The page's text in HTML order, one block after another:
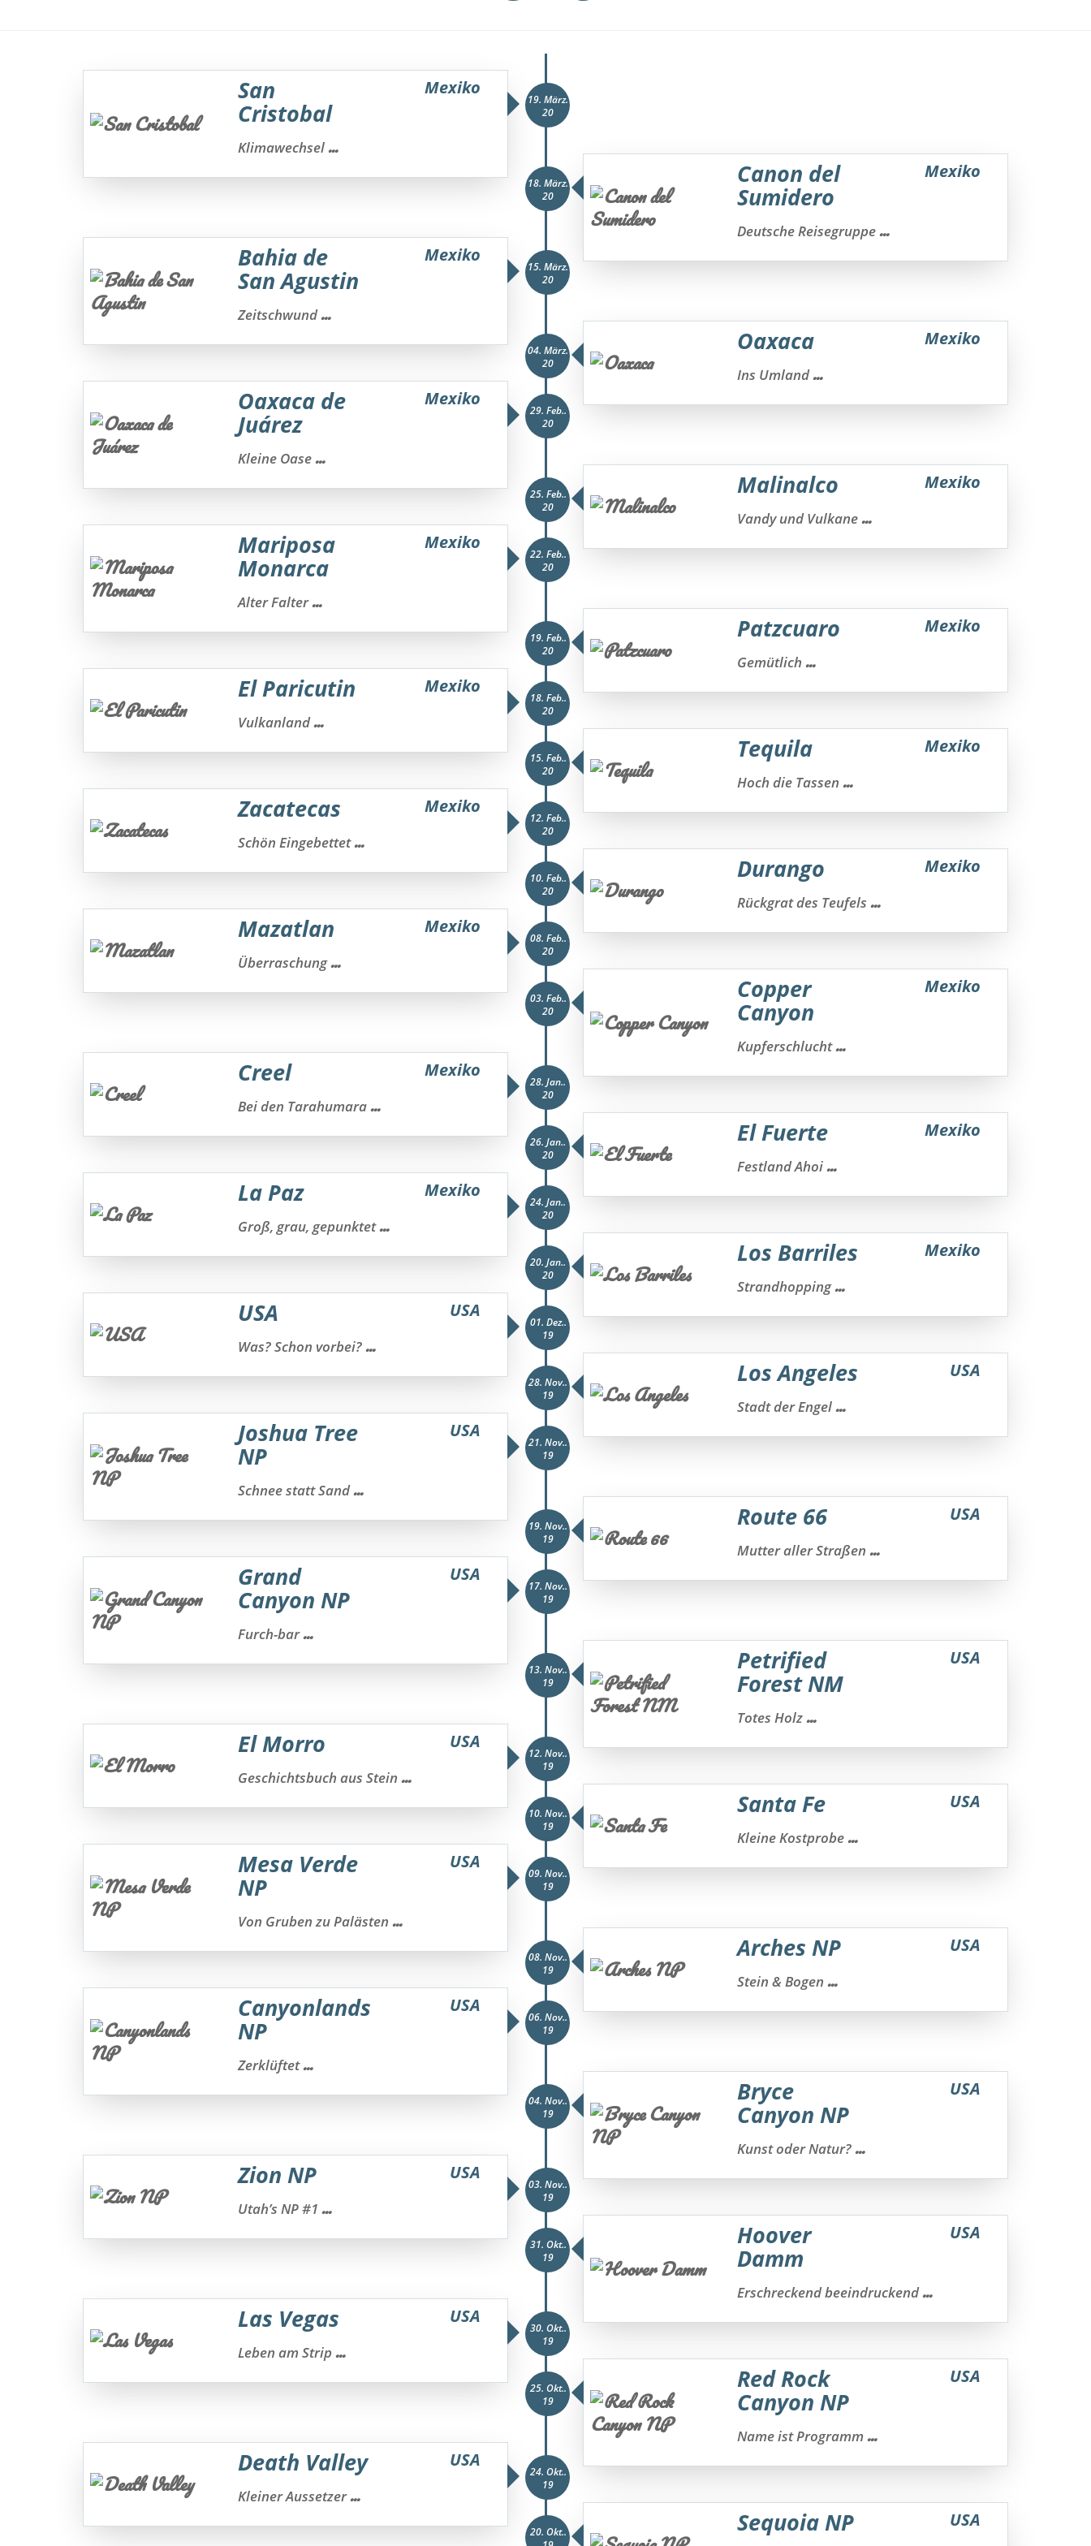
19. März.
20
San
Cristobal
Mexiko
Klimawechsel...
18. März.
20
Canon del
Sumidero
Mexiko
Deutsche Reisegruppe...
15. März.
20
Bahia de
San Agustin
Mexiko
Zeitschwund...
04. März.
20
Oaxaca Mexiko
Ins Umland...
29. Feb..
20
Oaxaca de
Juárez
Mexiko
Kleine Oase...
25. Feb..
20
Malinalco Mexiko
Vandy und Vulkane...
22. Feb..
20
Mariposa
Monarca
Mexiko
Alter Falter...
19. Feb..
20
Patzcuaro Mexiko
Gemütlich...
18. Feb..
20
El Paricutin Mexiko
Vulkanland...
15. Feb..
20
Tequila Mexiko
Hoch die Tassen...
12. Feb..
20
Zacatecas Mexiko
Schön Eingebettet...
10. Feb..
20
Durango Mexiko
Rückgrat des Teufels...
08. Feb..
20
Mazatlan Mexiko
Überraschung...
03. Feb..
20
Copper
Canyon
Mexiko
Kupferschlucht...
28. Jan..
20
Creel Mexiko
Bei den Tarahumara...
26. Jan..
20
El Fuerte Mexiko
Festland Ahoi...
24. Jan..
20
La Paz Mexiko
Groß, grau, gepunktet...
20. Jan..
20
Los Barriles Mexiko
Strandhopping...
01. Dez..
19
USA USA
Was? Schon vorbei?...
28. Nov..
19
Los Angeles USA
Stadt der Engel...
21. Nov..
19
Joshua Tree
NP
USA
Schnee statt Sand...
19. Nov..
19
Route 66 USA
Mutter aller Straßen...
17. Nov..
19
Grand
Canyon NP
USA
Furch-bar...
13. Nov..
19
Petrified
Forest NM
USA
Totes Holz...
12. Nov..
19
El Morro USA
Geschichtsbuch aus Stein ...
10. Nov..
19
Santa Fe USA
Kleine Kostprobe...
09. Nov..
19
Mesa Verde
NP
USA
Von Gruben zu Palästen ...
08. Nov..
19
Arches NP USA
Stein & Bogen...
06. Nov..
19
Canyonlands
NP
USA
Zerklüftet...
04. Nov..
19
Bryce
Canyon NP
USA
Kunst oder Natur?...
03. Nov..
19
Zion NP USA
Utah’s NP #1 ...
31. Okt..
19
Hoover
Damm
USA
Erschreckend beeindruckend...
30. Okt..
19
Las Vegas USA
Leben am Strip ...
25. Okt..
19
Red Rock
Canyon NP
USA
Name ist Programm...
24. Okt..
19
Death Valley USA
Kleiner Aussetzer...
20. Okt..
Sequoia NP USA